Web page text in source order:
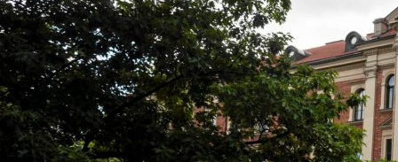
Університети Кракова
Університети Познані
Університети в Катовіцах
Університети в Гданську